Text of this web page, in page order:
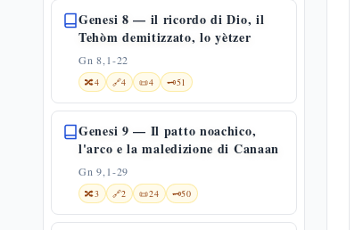
Genesi 8 — il ricordo di Dio, il
Tehòm demitizzato, lo yètzer
Gn 8,1-22
🔀4 🔗4 📜4 🗝️51
Genesi 9 — Il patto noachico,
l'arco e la maledizione di Canaan
Gn 9,1-29
🔀3 🔗2 📜24 🗝️50